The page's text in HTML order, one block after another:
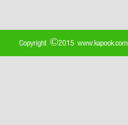
Copyright ©2015 www.kapook.com